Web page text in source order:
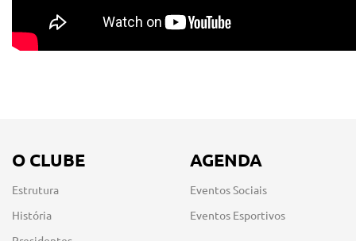
O CLUBE
Estrutura
História
AGENDA
Eventos Sociais
Eventos Esportivos